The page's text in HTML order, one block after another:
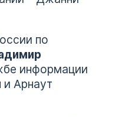
по
информации
Арнаут